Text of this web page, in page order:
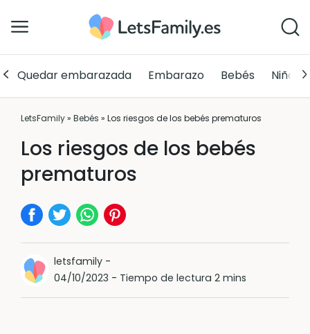
Quedar embarazada Embarazo Bebés Niños
LetsFamily» Bebés » Los riesgos de los bebés prematuros
Los riesgos de los bebés
prematuros
letsfamily -
04/10/2023 - Tiempo de lectura 2 mins